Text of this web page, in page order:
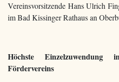
Vereinsvorsitzende Hans Ulrich
im Bad Kissinger Rathaus an
Höchste
Fördervereins